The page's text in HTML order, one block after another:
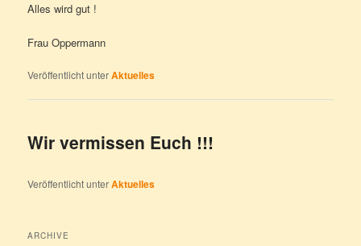
Alles wird gut !
Frau Oppermann
Veröffentlicht unterAktuelles
Wir vermissen Euch !!!
Veröffentlicht unterAktuelles
ARCHIVE